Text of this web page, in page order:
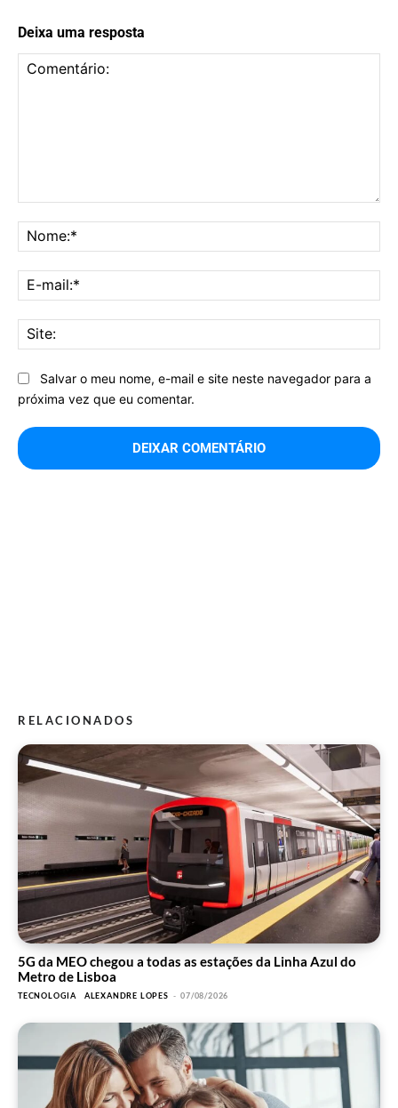
Deixa uma resposta
Salvar o meu nome, e-mail e site neste navegador para a
próxima vez que eu comentar.
RELACIONADOS
5G da MEO chegou a todas as estações da Linha Azul do
Metro de Lisboa
TECNOLOGIA ALEXANDRE LOPES - 07/08/2026